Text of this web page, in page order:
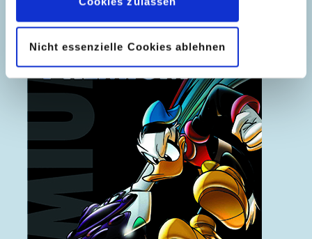
Nicht essenzielle Cookies ablehnen